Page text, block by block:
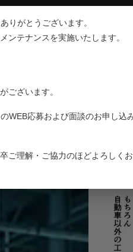
りがとうございます。
ンテナンスを実施いたします。
ございます。
WEB応募および面談のお申し込
ご理解・ご協力のほどよろしく